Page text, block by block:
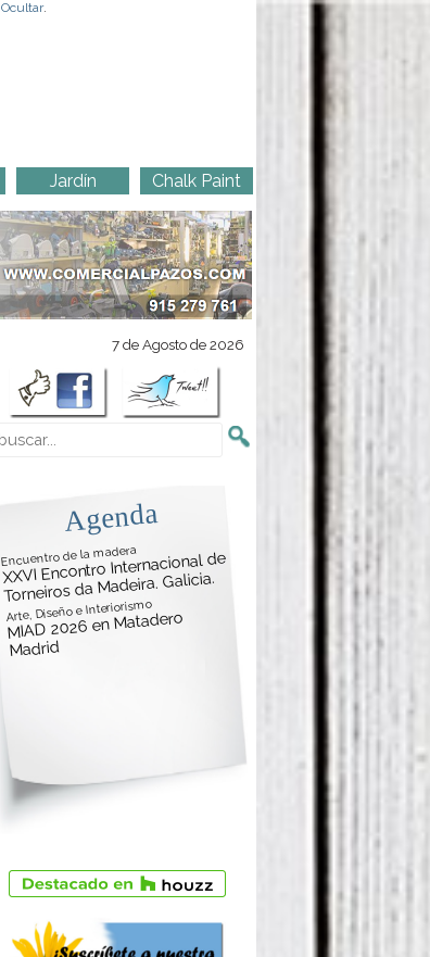
Ocultar.
Jardín Chalk Paint
7 de Agosto de 2026
Agenda
Encuentro de la madera
XXVI Encontro Internacional de
Torneiros da Madeira. Galicia.
Arte, Diseño e Interiorismo
MIAD 2026 en Matadero
Madrid